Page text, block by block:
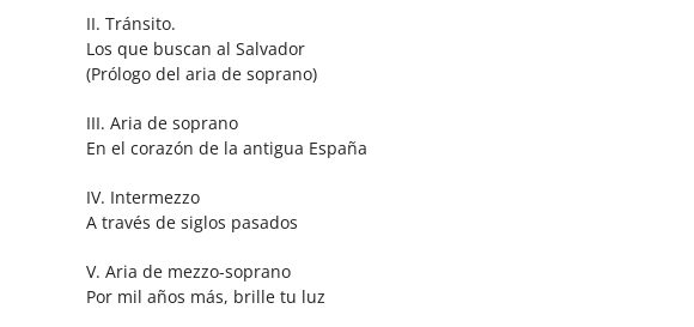
II. Tránsito.
Los que buscan al Salvador
(Prólogo del aria de soprano)
III. Aria de soprano
En el corazón de la antigua España
IV. Intermezzo
A través de siglos pasados
V. Aria de mezzo-soprano
Por mil años más, brille tu luz